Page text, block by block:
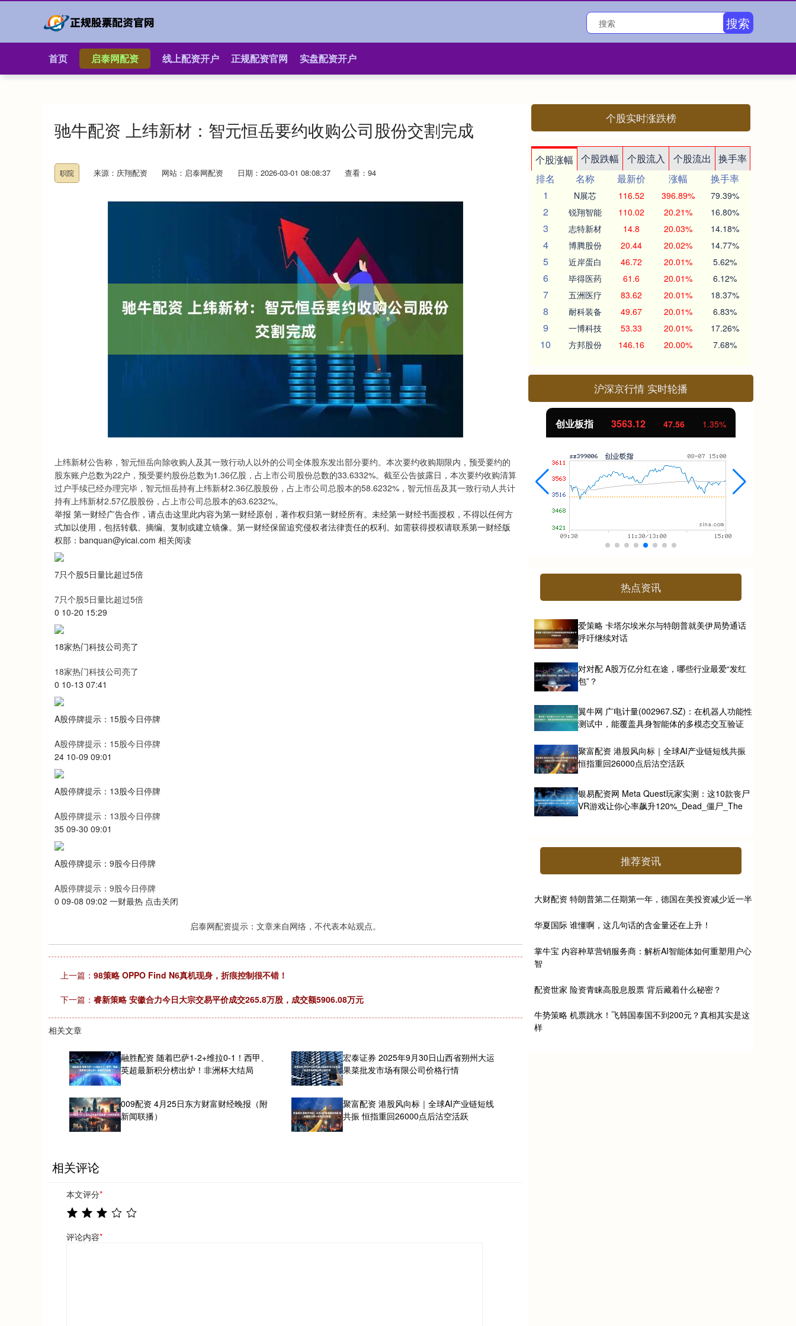
搜索
首页 启泰网配资 线上配资开户 正规配资官网 实盘配资开户
驰牛配资 上纬新材：智元恒岳要约收购公司股份交割完成
职院 来源：庆翔配资 网站：启泰网配资 日期：2026-03-01 08:08:37 查看：94
上纬新材公告称，智元恒岳向除收购人及其一致行动人以外的公司全体股东发出部分要约。本次要约收购期限内，预受要约的
股东账户总数为22户，预受要约股份总数为1.36亿股，占上市公司股份总数的33.6332%。截至公告披露日，本次要约收购清算
过户手续已经办理完毕，智元恒岳持有上纬新材2.36亿股股份，占上市公司总股本的58.6232%，智元恒岳及其一致行动人共计
持有上纬新材2.57亿股股份，占上市公司总股本的63.6232%。
举报 第一财经广告合作，请点击这里此内容为第一财经原创，著作权归第一财经所有。未经第一财经书面授权，不得以任何方
式加以使用，包括转载、摘编、复制或建立镜像。第一财经保留追究侵权者法律责任的权利。如需获得授权请联系第一财经版
权部：banquan@yicai.com 相关阅读
7只个股5日量比超过5倍
7只个股5日量比超过5倍
0 10-20 15:29
18家热门科技公司亮了
18家热门科技公司亮了
0 10-13 07:41
A股停牌提示：15股今日停牌
A股停牌提示：15股今日停牌
24 10-09 09:01
A股停牌提示：13股今日停牌
A股停牌提示：13股今日停牌
35 09-30 09:01
A股停牌提示：9股今日停牌
A股停牌提示：9股今日停牌
0 09-08 09:02 一财最热 点击关闭
启泰网配资提示：文章来自网络，不代表本站观点。
上一篇： 98策略 OPPO Find N6真机现身，折痕控制很不错！
下一篇： 睿新策略 安徽合力今日大宗交易平价成交265.8万股，成交额5906.08万元
相关文章
融胜配资 随着巴萨1-2+维拉0-1！西甲、
英超最新积分榜出炉！非洲杯大结局
宏泰证券 2025年9月30日山西省朔州大运
果菜批发市场有限公司价格行情
009配资 4月25日东方财富财经晚报（附
新闻联播）
聚富配资 港股风向标｜全球AI产业链短线
共振 恒指重回26000点后沽空活跃
相关评论
本文评分*
评论内容*
个股实时涨跌榜
个股涨幅 个股跌幅 个股流入 个股流出
换手率
排名
名称 最新价 涨幅
换手率
1
N展芯 116.52 396.89% 79.39%
2 锐翔智能 110.02 20.21% 16.80%
3 志特新材 14.8 20.03% 14.18%
4 博腾股份 20.44 20.02% 14.77%
5 近岸蛋白 46.72 20.01% 5.62%
6 毕得医药 61.6 20.01% 6.12%
7 五洲医疗 83.62 20.01% 18.37%
8 耐科装备 49.67 20.01% 6.83%
9 一博科技 53.33 20.01% 17.26%
10 方邦股份 146.16 20.00% 7.68%
沪深京行情 实时轮播
创业板指 3563.12 47.56 1.35%
热点资讯
爱策略 卡塔尔埃米尔与特朗普就美伊局势通话
呼吁继续对话
对对配 A股万亿分红在途，哪些行业最爱“发红
包”？
翼牛网 广电计量(002967.SZ)：在机器人功能性
测试中，能覆盖具身智能体的多模态交互验证
聚富配资 港股风向标｜全球AI产业链短线共振
恒指重回26000点后沽空活跃
银易配资网 Meta Quest玩家实测：这10款丧尸
VR游戏让你心率飙升120%_Dead_僵尸_The
推荐资讯
大财配资 特朗普第二任期第一年，德国在美投资减少近一半
华夏国际 谁懂啊，这几句话的含金量还在上升！
掌牛宝 内容种草营销服务商：解析AI智能体如何重塑用户心
智
配资世家 险资青睐高股息股票 背后藏着什么秘密？
牛势策略 机票跳水！飞韩国泰国不到200元？真相其实是这
样